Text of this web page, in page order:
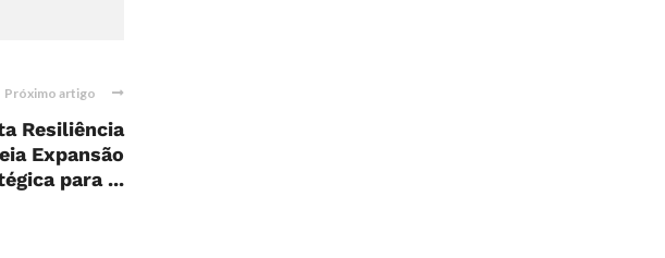
Próximo artigo
Resiliência
Expansão
para ...